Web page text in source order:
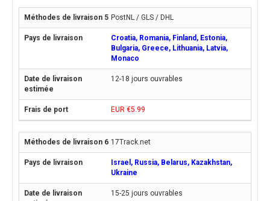
PostNL / GLS / DHL
Croatia, Romania, Finland, Estonia,
Bulgaria, Greece, Lithuania, Latvia,
Monaco
12-18 jours ouvrables
EUR €5.99
17Track.net
Israel, Russia, Belarus, Kazakhstan,
Ukraine
15-25 jours ouvrables